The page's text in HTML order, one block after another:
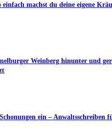
machst du deine eigene
Weinberg hinunter und
ein – Anwaltsschreiben